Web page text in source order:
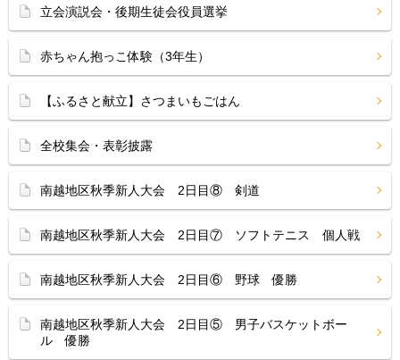
立会演説会・後期生徒会役員選挙
赤ちゃん抱っこ体験（3年生）
【ふるさと献立】さつまいもごはん
全校集会・表彰披露
南越地区秋季新人大会 2日目⑧ 剣道
南越地区秋季新人大会 2日目⑦ ソフトテニス 個人戦
南越地区秋季新人大会 2日目⑥ 野球 優勝
南越地区秋季新人大会 2日目⑤ 男子バスケットボー
ル 優勝